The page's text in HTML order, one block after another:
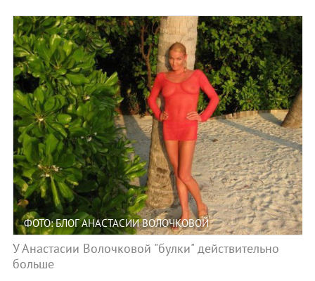
ФОТО: БЛОГ АНАСТАСИИ ВОЛОЧКОВОЙ
У Анастасии Волочковой "булки" действительно
больше